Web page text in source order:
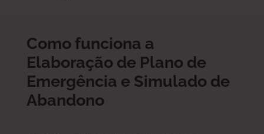
Como funciona a
Elaboração de Plano de
Emergência e Simulado de
Abandono